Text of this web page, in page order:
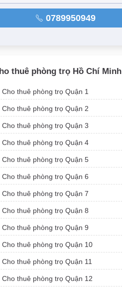
0789950949
thuê phòng trọ Hồ Chí Minh
Cho thuê phòng trọ Quận 1
Cho thuê phòng trọ Quận 2
Cho thuê phòng trọ Quận 3
Cho thuê phòng trọ Quận 4
Cho thuê phòng trọ Quận 5
Cho thuê phòng trọ Quận 6
Cho thuê phòng trọ Quận 7
Cho thuê phòng trọ Quận 8
Cho thuê phòng trọ Quận 9
Cho thuê phòng trọ Quận 10
Cho thuê phòng trọ Quận 11
Cho thuê phòng trọ Quận 12